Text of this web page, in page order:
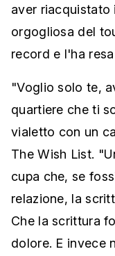
aver riacquistato
orgogliosa del
record e l'ha
"Voglio solo te,
quartiere che ti
vialetto con un
The Wish List.
cupa che, se
relazione, la
Che la scrittura
dolore. E invece